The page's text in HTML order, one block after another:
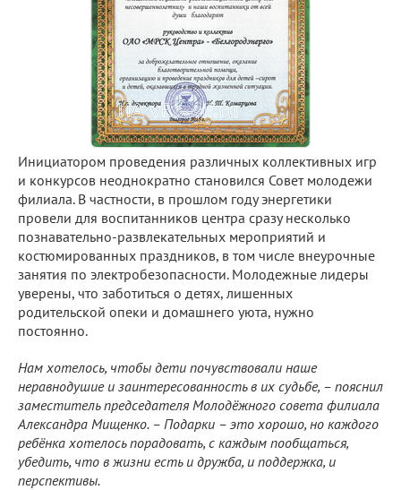
Инициатором проведения различных коллективных игр
и конкурсов неоднократно становился Совет молодежи
филиала. В частности, в прошлом году энергетики
провели для воспитанников центра сразу несколько
познавательно-развлекательных мероприятий и
костюмированных праздников, в том числе внеурочные
занятия по электробезопасности. Молодежные лидеры
уверены, что заботиться о детях, лишенных
родительской опеки и домашнего уюта, нужно
постоянно.
Нам хотелось, чтобы дети почувствовали наше
неравнодушие и заинтересованность в их судьбе, – пояснил
заместитель председателя Молодёжного совета филиала
Александра Мищенко. – Подарки – это хорошо, но каждого
ребёнка хотелось порадовать, с каждым пообщаться,
убедить, что в жизни есть и дружба, и поддержка, и
перспективы.